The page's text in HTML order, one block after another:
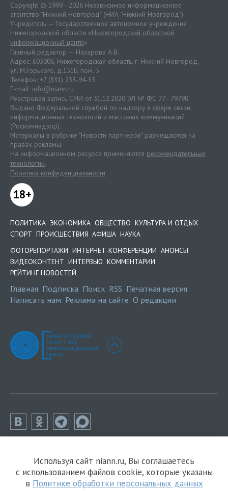
Copyright © 1999—2026 Независимое информационное
агентство "Нижний Новгород" (НИА "Нижний Новгород")
Учредитель — Государственное автономное учреждение
Нижегородской области «Нижегородский областной
информационный центр»
Главный редактор — Назарова А.В.
Адрес: 603006, Нижегородская область, г. Нижний Новгород.
ул. М.Горького, д.151Б, пом. 5
Телефон: +7 (831) 233-94-53
E-mail: info@niann.ru
Реестровая запись СМИ от 31.12.2020 ЭЛ № ФС 77 - 79798.
Выдано Федеральной службой по надзору в сфере связи,
информационных технологий и массовых коммуникаций
(Роскомнадзор).
Материалы в рубрике "Новости партнеров" размещаются на
правах рекламы.
На информационном ресурсе применяются рекомендательные
технологии.
Политика конфиденциальности
18+
ПОЛИТИКА ЭКОНОМИКА ОБЩЕСТВО КУЛЬТУРА И ОТДЫХ
СПОРТ ПРОИСШЕСТВИЯ АФИША НАУКА
ФОТОРЕПОРТАЖИ ИНТЕРНЕТ-КОНФЕРЕНЦИИ АНОНСЫ
ВИДЕОКОНТЕНТ ИНТЕРВЬЮ КОММЕНТАРИИ
РЕЙТИНГ НОВОСТЕЙ
Главная Подписка Поиск RSS Печатная версия
Написать нам Реклама на сайте О редакции
Используя сайт niann.ru, Вы соглашаетесь
с использованием файлов cookie, которые указаны
в Политике обработки персональных данных